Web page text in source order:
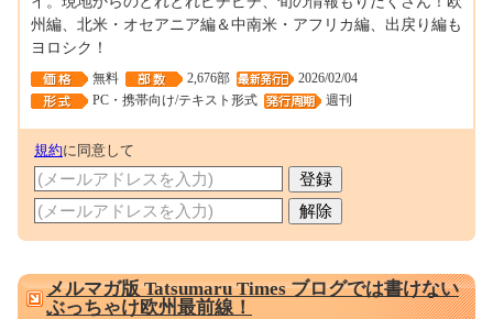
州編、北米・オセアニア編＆中南米・アフリカ編、出戻り編も
ヨロシク！
無料 2,676部
2026/02/04
PC・携帯向け/テキスト形式
週刊
規約に同意して
メルマガ版 Tatsumaru Times ブログでは書けない
ぶっちゃけ欧州最前線！